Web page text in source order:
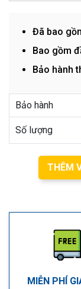
Đã bao
Bao gồm
Bảo hành
Bảo hành
Số lượng
THÊM
MIỄN PHÍ